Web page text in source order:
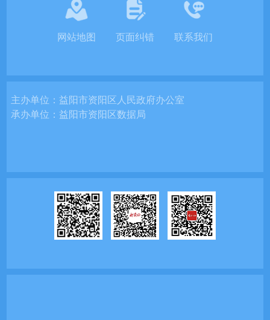
网站地图 页面纠错 联系我们
主办单位：益阳市资阳区人民政府办公室
承办单位：益阳市资阳区数据局